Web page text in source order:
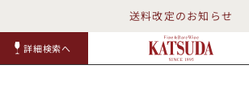
送料改定のお知らせ
詳細検索へ